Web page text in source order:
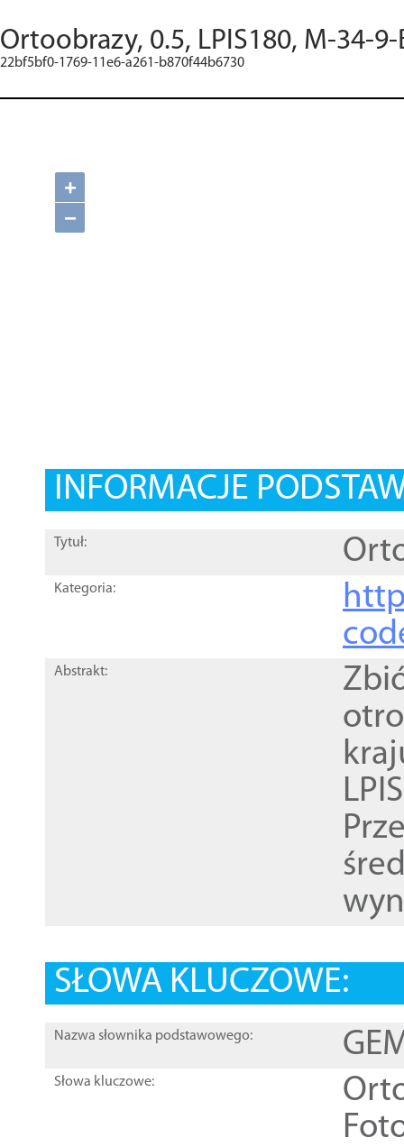
Ortoobrazy, 0.5, LPIS180, M-34-
22bf5bf0-1769-11e6-a261-b870f44b6730
+
−
INFORMACJE
Tytuł:
Kategoria:
Abstrakt:
SŁOWA KLUCZOWE:
Nazwa słownika podstawowego:
Słowa kluczowe: